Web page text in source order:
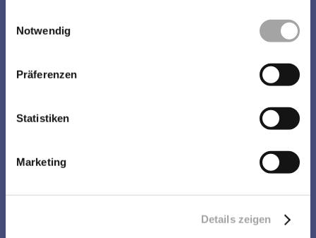
Notwendig
Präferenzen
Statistiken
Marketing
Details zeigen
ApoDirekt - IMP GmbH